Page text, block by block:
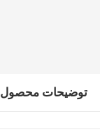
توضیحات محصول